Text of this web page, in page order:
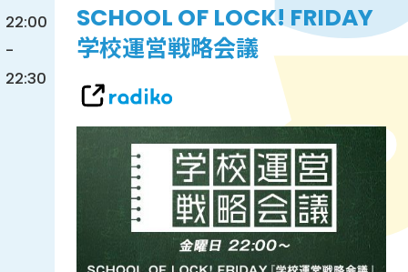
22:00
-
22:30
SCHOOL OF LOCK! FRIDAY
学校運営戦略会議